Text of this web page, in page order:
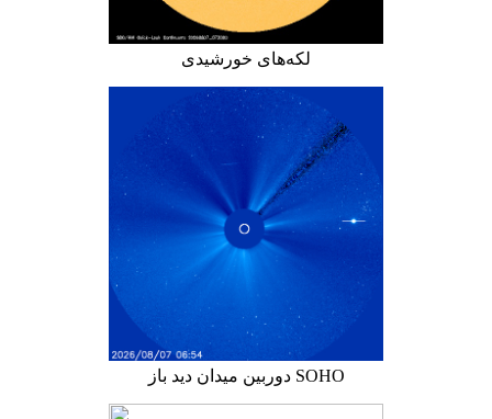
لکه‌های خورشیدی
دوربین میدان دید باز SOHO